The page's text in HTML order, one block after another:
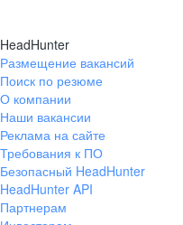
HeadHunter
Размещение вакансий
Поиск по резюме
О компании
Наши вакансии
Реклама на сайте
Требования к ПО
Безопасный HeadHunter
HeadHunter API
Партнерам